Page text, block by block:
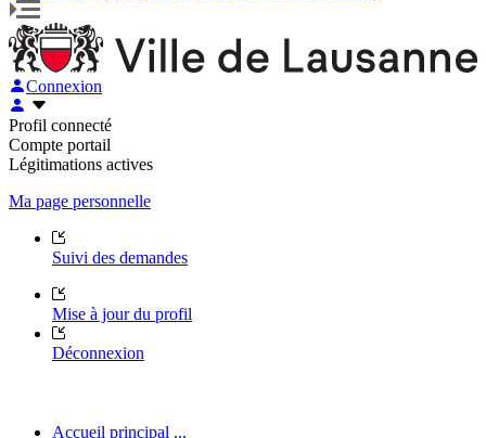
Connexion
Profil connecté
Compte portail
Légitimations actives
Ma page personnelle
Suivi des demandes
Mise à jour du profil
Déconnexion
Accueil principal ...